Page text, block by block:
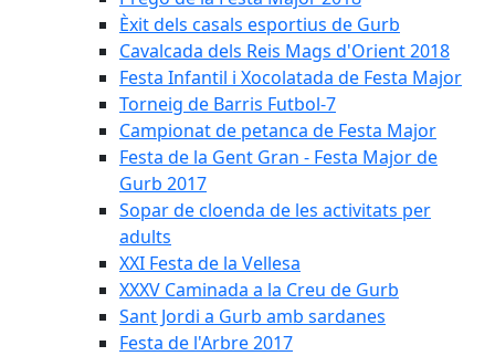
Èxit dels casals esportius de Gurb
Cavalcada dels Reis Mags d'Orient 2018
Festa Infantil i Xocolatada de Festa Major
Torneig de Barris Futbol-7
Campionat de petanca de Festa Major
Festa de la Gent Gran - Festa Major de
Gurb 2017
Sopar de cloenda de les activitats per
adults
XXI Festa de la Vellesa
XXXV Caminada a la Creu de Gurb
Sant Jordi a Gurb amb sardanes
Festa de l'Arbre 2017